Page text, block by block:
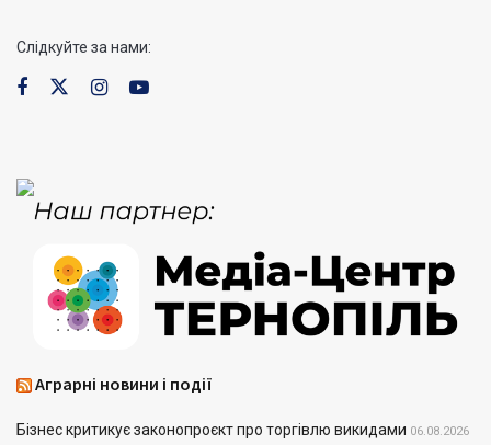
Слідкуйте за нами:
Аграрні новини і події
Бізнес критикує законопроєкт про торгівлю викидами 06.08.2026